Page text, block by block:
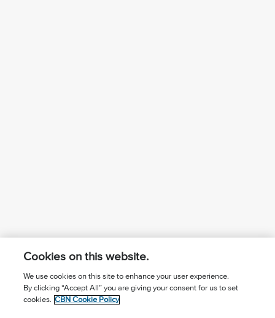
¿Conoces a Jesús?
Suscríbase al boletín
Seguir Mundo Cristiano
Cookies on this website.
We use cookies on this site to enhance your user experience.
By clicking “Accept All” you are giving your consent for us to set
cookies. CBN Cookie Policy